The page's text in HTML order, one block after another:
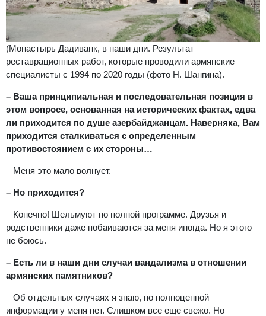
(Монастырь Дадиванк, в наши дни. Результат
реставрационных работ, которые проводили армянские
специалисты с 1994 по 2020 годы (фото Н. Шангина).
– Ваша принципиальная и последовательная позиция в
этом вопросе, основанная на исторических фактах, едва
ли приходится по душе азербайджанцам. Наверняка, Вам
приходится сталкиваться с определенным
противостоянием с их стороны…
– Меня это мало волнует.
– Но приходится?
– Конечно! Шельмуют по полной программе. Друзья и
родственники даже побаиваются за меня иногда. Но я этого
не боюсь.
– Есть ли в наши дни случаи вандализма в отношении
армянских памятников?
– Об отдельных случаях я знаю, но полноценной
информации у меня нет. Слишком все еще свежо. Но